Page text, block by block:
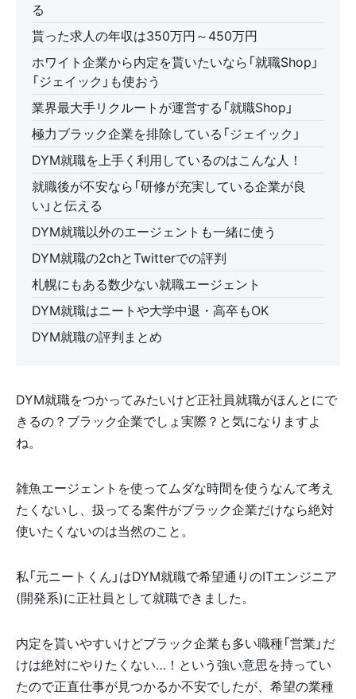
る
貰った求人の年収は350万円～450万円
ホワイト企業から内定を貰いたいなら「就職Shop」
「ジェイック」も使おう
業界最大手リクルートが運営する「就職Shop」
極力ブラック企業を排除している「ジェイック」
DYM就職を上手く利用しているのはこんな人！
就職後が不安なら「研修が充実している企業が良
い」と伝える
DYM就職以外のエージェントも一緒に使う
DYM就職の2chとTwitterでの評判
札幌にもある数少ない就職エージェント
DYM就職はニートや大学中退・高卒もOK
DYM就職の評判まとめ
DYM就職をつかってみたいけど正社員就職がほんとにで
きるの？ブラック企業でしょ実際？と気になりますよ
ね。
雑魚エージェントを使ってムダな時間を使うなんて考え
たくないし、扱ってる案件がブラック企業だけなら絶対
使いたくないのは当然のこと。
私「元ニートくん」はDYM就職で希望通りのITエンジニア
(開発系)に正社員として就職できました。
内定を貰いやすいけどブラック企業も多い職種「営業」だ
けは絶対にやりたくない…！という強い意思を持ってい
たので正直仕事が見つかるか不安でしたが、希望の業種